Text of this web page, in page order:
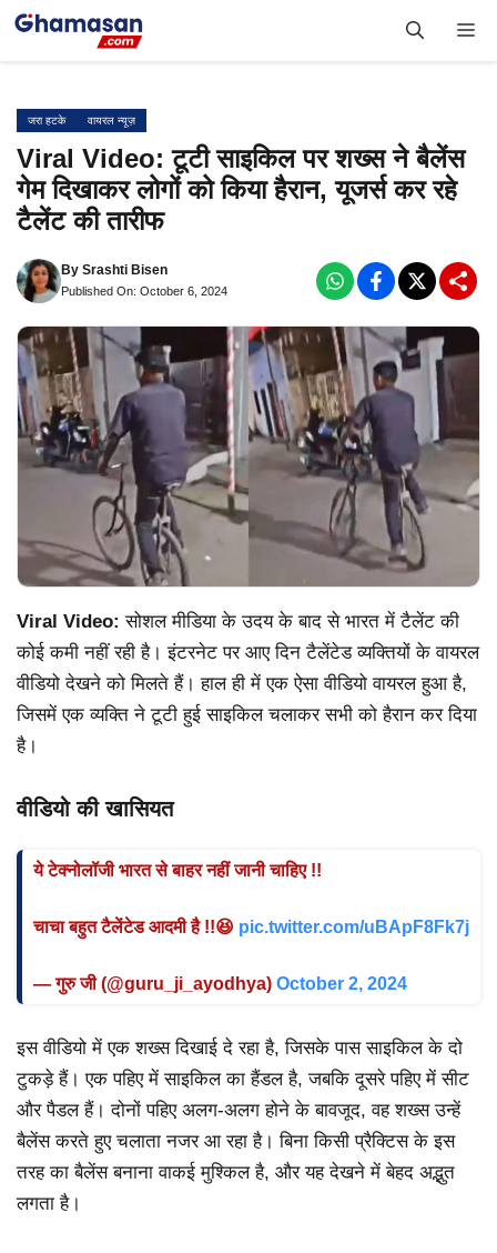
Skip
जरा हटके वायरल न्यूज़
Viral Video: टूटी साइकिल पर शख्स ने बैलेंस
गेम दिखाकर लोगों को किया हैरान, यूजर्स कर रहे
टैलेंट की तारीफ
By Srashti Bisen
Published On: October 6, 2024
Viral Video:सोशल मीडिया के उदय के बाद से भारत में टैलेंट की
कोई कमी नहीं रही है। इंटरनेट पर आए दिन टैलेंटेड व्यक्तियों के वायरल
वीडियो देखने को मिलते हैं। हाल ही में एक ऐसा वीडियो वायरल हुआ है,
जिसमें एक व्यक्ति ने टूटी हुई साइकिल चलाकर सभी को हैरान कर दिया
है।
वीडियो की खासियत
ये टेक्नोलॉजी भारत से बाहर नहीं जानी चाहिए !!
चाचा बहुत टैलेंटेड आदमी है !!😆 pic.twitter.com/uBApF8Fk7j
— गुरु जी (@guru_ji_ayodhya) October 2, 2024
इस वीडियो में एक शख्स दिखाई दे रहा है, जिसके पास साइकिल के दो
टुकड़े हैं। एक पहिए में साइकिल का हैंडल है, जबकि दूसरे पहिए में सीट
और पैडल हैं। दोनों पहिए अलग-अलग होने के बावजूद, वह शख्स उन्हें
बैलेंस करते हुए चलाता नजर आ रहा है। बिना किसी प्रैक्टिस के इस
तरह का बैलेंस बनाना वाकई मुश्किल है, और यह देखने में बेहद अद्भुत
लगता है।